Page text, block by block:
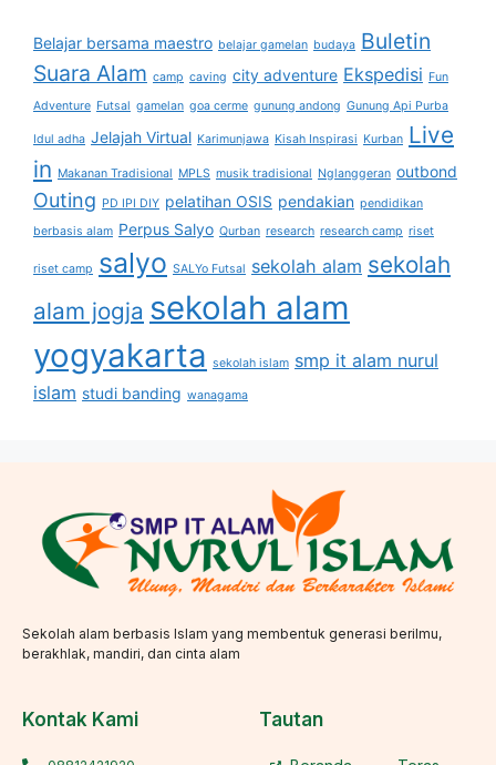
Belajar bersama maestro belajar gamelan budaya Buletin
Suara Alam camp caving city adventure Ekspedisi Fun
Adventure Futsal gamelan goa cerme gunung andong Gunung Api Purba
Idul adha Jelajah Virtual Karimunjawa Kisah Inspirasi Kurban Live
in Makanan Tradisional MPLS musik tradisional Nglanggeran outbond
Outing PD IPI DIY pelatihan OSIS pendakian pendidikan
berbasis alam Perpus Salyo Qurban research research camp riset
riset camp salyo SALYo Futsal sekolah alam sekolah
alam jogja sekolah alam
yogyakarta sekolah islam smp it alam nurul
islam studi banding wanagama
Sekolah alam berbasis Islam yang membentuk generasi berilmu,
berakhlak, mandiri, dan cinta alam
Kontak Kami Tautan